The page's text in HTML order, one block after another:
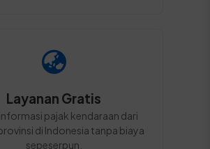
Layanan Gratis
pajak kendaraan dari
di Indonesia tanpa biaya
sepeserpun.